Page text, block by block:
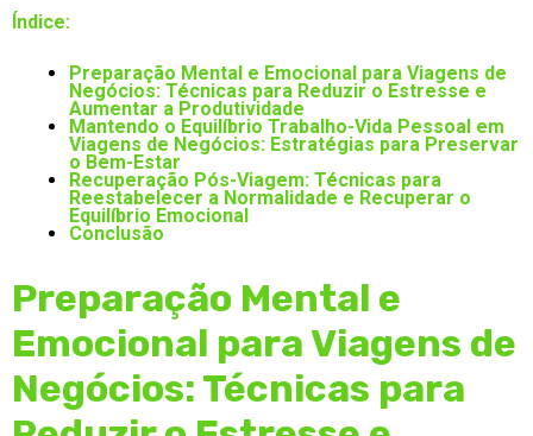
Índice:
Preparação Mental e Emocional para Viagens de
Negócios: Técnicas para Reduzir o Estresse e
Aumentar a Produtividade
Mantendo o Equilíbrio Trabalho-Vida Pessoal em
Viagens de Negócios: Estratégias para Preservar
o Bem-Estar
Recuperação Pós-Viagem: Técnicas para
Reestabelecer a Normalidade e Recuperar o
Equilíbrio Emocional
Conclusão
Preparação Mental e
Emocional para Viagens de
Negócios: Técnicas para